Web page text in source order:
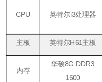
CPU 英特尔i3处理器
主板 英特尔H61主板
内存
华硕8G DDR3
1600